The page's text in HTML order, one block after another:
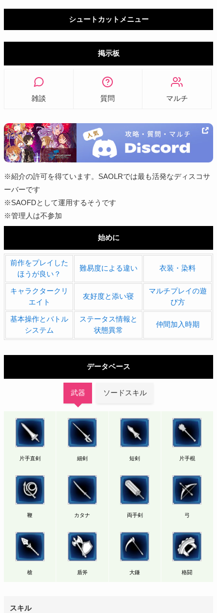
シュートカットメニュー
掲示板
雑談 質問 マルチ
※紹介の許可を得ています。SAOLRでは最も活発なディスコサ
ーバーです
※SAOFDとして運用するそうです
※管理人は不参加
始めに
前作をプレイした
ほうが良い？
難易度による違い 衣装・染料
キャラクタークリ
エイト
友好度と添い寝
マルチプレイの遊
び方
基本操作とバトル
システム
ステータス情報と
状態異常
仲間加入時期
データベース
武器 ソードスキル
片手直剣 細剣 短剣 片手棍
鞭 カタナ 両手剣 弓
槍 盾斧 大鎌 格闘
スキル